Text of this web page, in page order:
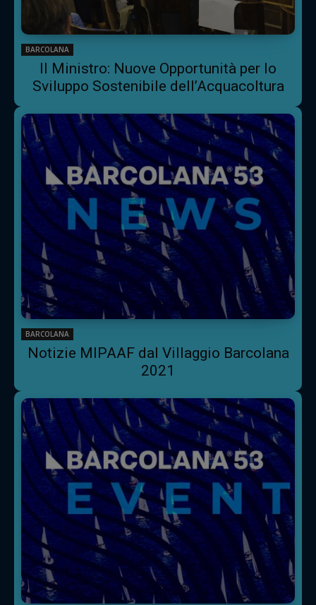
BARCOLANA
Il Ministro: Nuove Opportunità per lo
Sviluppo Sostenibile dell’Acquacoltura
BARCOLANA
Notizie MIPAAF dal Villaggio Barcolana
2021